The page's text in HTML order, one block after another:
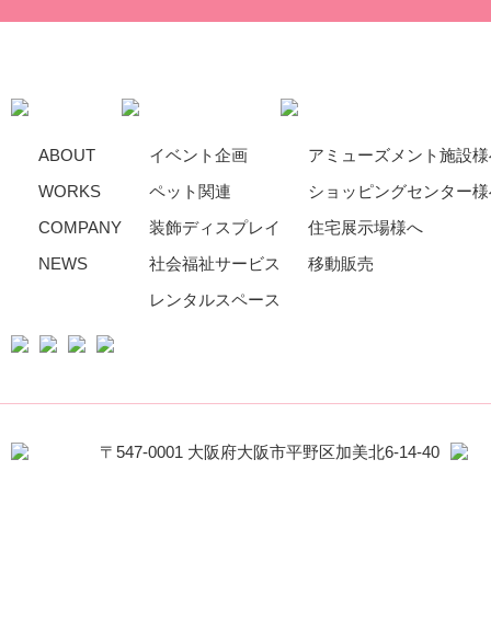
ABOUT
WORKS
COMPANY
NEWS
イベント企画
ペット関連
装飾ディスプレイ
社会福祉サービス
レンタルスペース
アミューズメント施設
ショッピングセンター
住宅展示場様へ
移動販売
〒547-0001 大阪府大阪市平野区加美北6-14-40